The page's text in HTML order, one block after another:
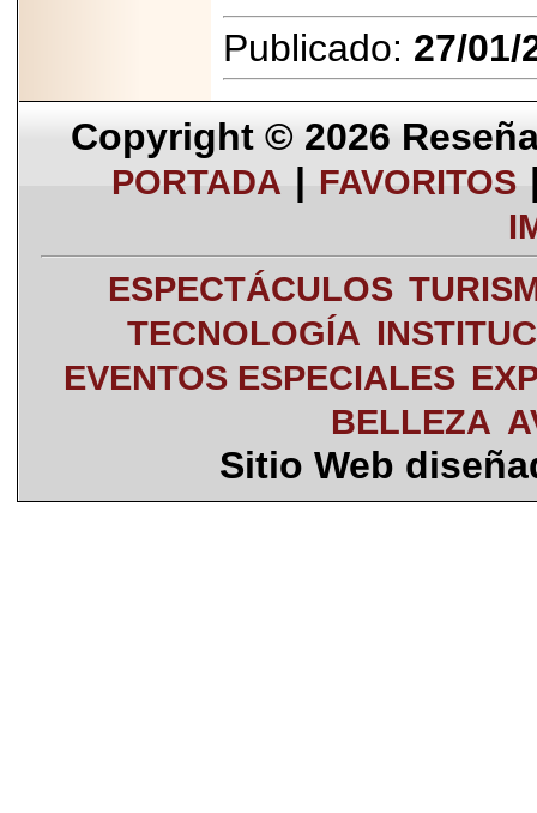
Publicado: 27/01/
Copyright © 2026
PORTADA | FAVORITOS
ESPECTÁCULOS
TECNOLOGÍA
EVENTOS ESPECIALES
BELLEZA
Sitio Web